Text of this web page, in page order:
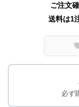
ご注文
送料は1
必ず